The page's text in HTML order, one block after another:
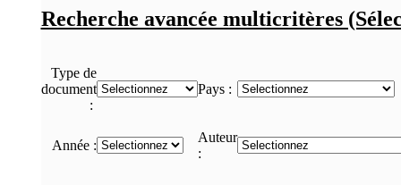
Recherche avancée multicritères
Type de
document
:
Pays :
Année :
Auteur
: